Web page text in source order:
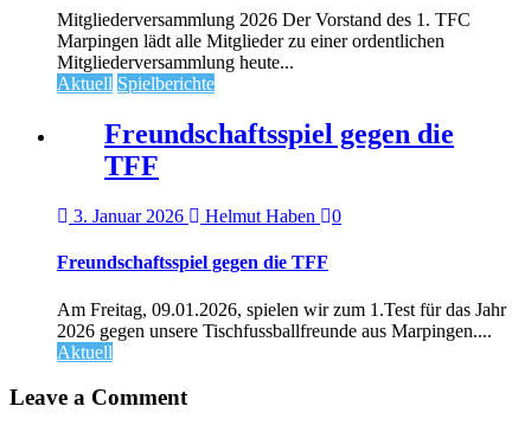
Mitgliederversammlung 2026 Der Vorstand des 1. TFC
Marpingen lädt alle Mitglieder zu einer ordentlichen
Mitgliederversammlung heute...
Aktuell Spielberichte
Freundschaftsspiel gegen die
TFF
3. Januar 2026 Helmut Haben 0
Freundschaftsspiel gegen die TFF
Am Freitag, 09.01.2026, spielen wir zum 1.Test für das Jahr
2026 gegen unsere Tischfussballfreunde aus Marpingen....
Aktuell
Leave a Comment